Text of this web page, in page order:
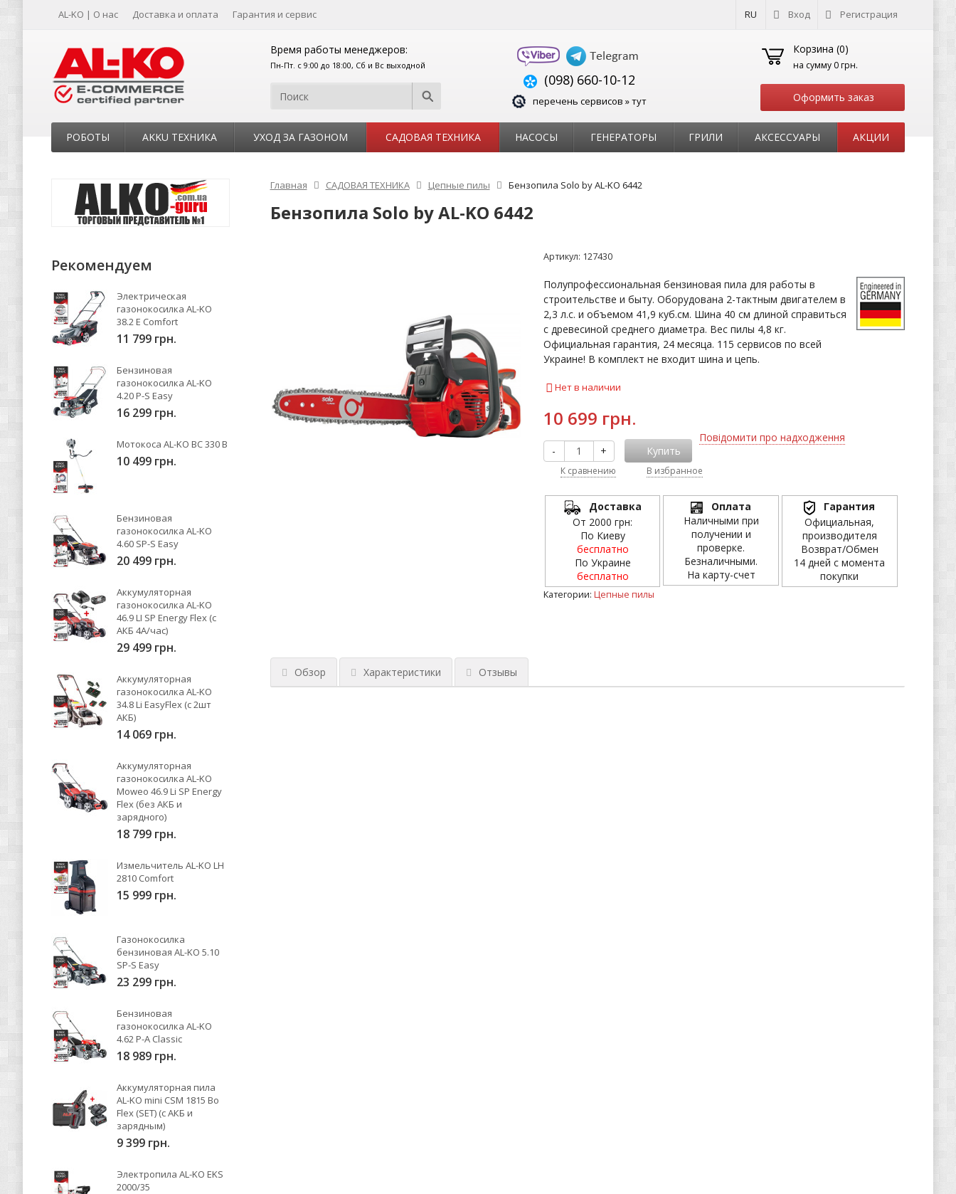
AL-KO | О нас Доставка и оплата Гарантия и сервис RU Вход Регистрация
Время работы менеджеров:
Пн-Пт. с 9:00 до 18:00, Сб и Вс выходной
(098) 660-10-12
перечень сервисов » тут
Корзина (0)
на сумму 0 грн.
Оформить заказ
РОБОТЫ AKKU ТЕХНИКА УХОД ЗА ГАЗОНОМ САДОВАЯ ТЕХНИКА НАСОСЫ ГЕНЕРАТОРЫ ГРИЛИ АКСЕССУАРЫ АКЦИИ
Главная САДОВАЯ ТЕХНИКА Цепные пилы Бензопила Solo by AL-KO 6442
Бензопила Solo by AL-KO 6442
Артикул: 127430
Полупрофессиональная бензиновая пила для работы в
строительстве и быту. Оборудована 2-тактным двигателем в
2,3 л.с. и объемом 41,9 куб.см. Шина 40 см длиной справиться
с древесиной среднего диаметра. Вес пилы 4,8 кг.
Официальная гарантия, 24 месяца. 115 сервисов по всей
Украине! В комплект не входит шина и цепь.
Нет в наличии
10 699 грн.
- + Купить
Повідомити про надходження
К сравнению В избранное
Доставка
От 2000 грн:
По Киеву
бесплатно
По Украине
бесплатно
Оплата
Наличными при
получении и
проверке.
Безналичными.
На карту-счет
Гарантия
Официальная,
производителя
Возврат/Обмен
14 дней с момента
покупки
Категории: Цепные пилы
Обзор Характеристики Отзывы
Рекомендуем
Электрическая
газонокосилка AL-KO
38.2 E Comfort
11 799 грн.
Бензиновая
газонокосилка AL-KO
4.20 P-S Easy
16 299 грн.
Мотокоса AL-KO BC 330 B
10 499 грн.
Бензиновая
газонокосилка AL-KO
4.60 SP-S Easy
20 499 грн.
Аккумуляторная
газонокосилка AL-KO
46.9 LI SP Energy Flex (с
АКБ 4А/час)
29 499 грн.
Аккумуляторная
газонокосилка AL-KO
34.8 Li EasyFlex (с 2шт
АКБ)
14 069 грн.
Аккумуляторная
газонокосилка AL-KO
Moweo 46.9 Li SP Energy
Flex (без АКБ и
зарядного)
18 799 грн.
Измельчитель AL-KO LH
2810 Comfort
15 999 грн.
Газонокосилка
бензиновая AL-KO 5.10
SP-S Easy
23 299 грн.
Бензиновая
газонокосилка AL-KO
4.62 P-A Classic
18 989 грн.
Аккумуляторная пила
AL-KO mini CSM 1815 Bo
Flex (SET) (с АКБ и
зарядным)
9 399 грн.
Электропила AL-KO EKS
2000/35